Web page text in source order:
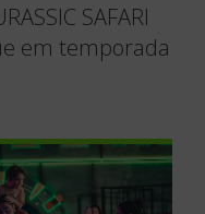
SAFARI
em temporada